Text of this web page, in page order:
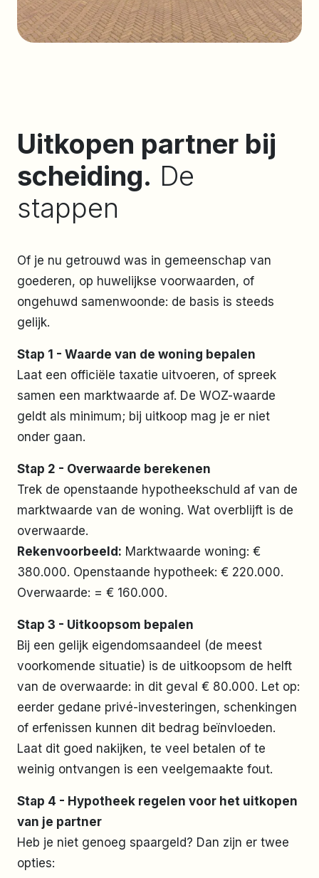
Uitkopen partner bij
scheiding. De
stappen
Of je nu getrouwd was in gemeenschap van
goederen, op huwelijkse voorwaarden, of
ongehuwd samenwoonde: de basis is steeds
gelijk.
Stap 1 - Waarde van de woning bepalen
Laat een officiële taxatie uitvoeren, of spreek
samen een marktwaarde af. De WOZ-waarde
geldt als minimum; bij uitkoop mag je er niet
onder gaan.
Stap 2 - Overwaarde berekenen
Trek de openstaande hypotheekschuld af van de
marktwaarde van de woning. Wat overblijft is de
overwaarde.
Rekenvoorbeeld: Marktwaarde woning: €
380.000. Openstaande hypotheek: € 220.000.
Overwaarde: = € 160.000.
Stap 3 - Uitkoopsom bepalen
Bij een gelijk eigendomsaandeel (de meest
voorkomende situatie) is de uitkoopsom de helft
van de overwaarde: in dit geval € 80.000. Let op:
eerder gedane privé-investeringen, schenkingen
of erfenissen kunnen dit bedrag beïnvloeden.
Laat dit goed nakijken, te veel betalen of te
weinig ontvangen is een veelgemaakte fout.
Stap 4 - Hypotheek regelen voor het uitkopen
van je partner
Heb je niet genoeg spaargeld? Dan zijn er twee
opties: